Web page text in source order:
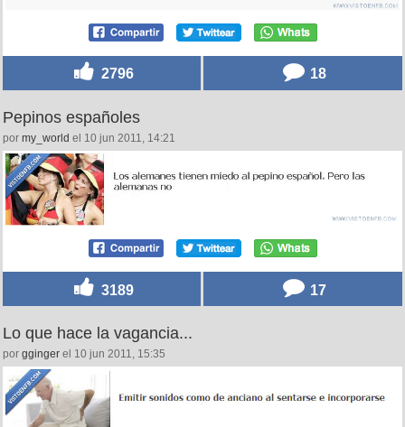
2796 18
Pepinos españoles
por my_world el 10 jun 2011, 14:21
3189 17
Lo que hace la vagancia...
por gginger el 10 jun 2011, 15:35